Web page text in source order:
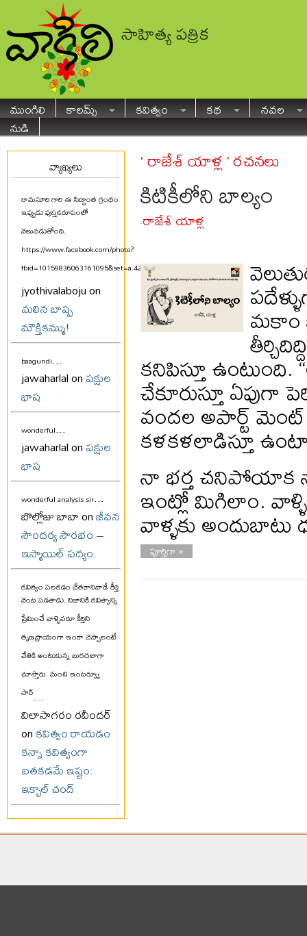
సాహిత్య పత్రిక
ముంగిలి కాలమ్స్ కవిత్వం కథ
నవల
నుడి
వ్యాఖ్యలు
రామసూరి గారి ఈ సిద్ధాంత గ్రంథం
ఇప్పుడు పుస్తకరూపంలో
వెలువడుతోంది.
https://www.facebook.com/photo?
fbid=10159836063161095&set=a.425580711094
jyothivalaboju on
మలిన బాష్ప
మౌక్తికమ్ము!
baagundi...
jawaharlal onపక్షుల
భాష
wonderful...
jawaharlal onపక్షుల
భాష
wonderful analysis sir...
బొల్లోజు బాబా onజీవన
సౌందర్య సౌరభం –
ఇస్మాయిల్ పద్యం.
కవిత్వం పలకడం చేతకానివాడే కీర్తి
వెంట పడతాడు. నిజానికి కవిత్వాన్ని
ప్రేమించే వాళ్ళెవరూ కీర్తిని
తృణప్రాయంగా ఇంకా చెప్పాలంటే
చేతికి అంటుకున్న బురదలాగా
చూస్తారు. మంచి ఇంటర్వ్యూ
సార్...
విలాసాగరం రవీందర్
onకవిత్వం రాయడం
కన్నా కవిత్వంగా
బతకడమే ఇష్టం:
ఇక్బాల్ చంద్
‘ రాజేశ్ యాళ్ల ’ రచనలు
కిటికీలోని బాల్యం
-రాజేశ్ యాళ్ల
మకాం
కనిపిస్తూ ఉంటుంది.
చేకూరుస్తూ ఏపుగా
వందల అపార్ట్
కళకళలాడిస్తూ
నా భర్త చనిపోయాక
ఇంట్లో మిగిలాం.
వాళ్ళకు
పూర్తిగా »